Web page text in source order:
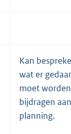
Kan
wat er
moet
bijdragen
planning.